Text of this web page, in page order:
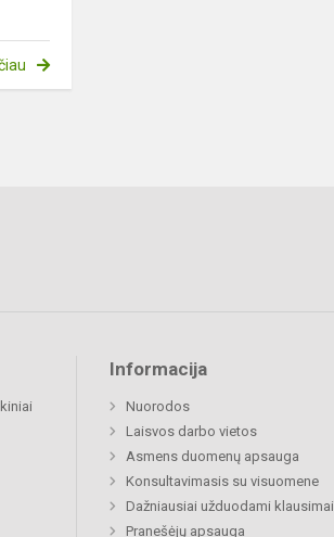
Informacija
Nuorodos
Laisvos darbo vietos
Asmens duomenų apsauga
Konsultavimasis su visuomene
Dažniausiai užduodami klausimai
Pranešėjų apsauga